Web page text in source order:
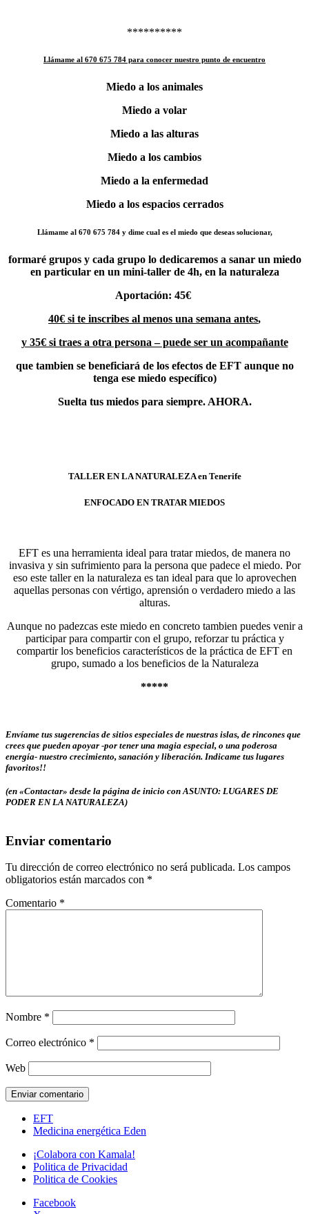
**********
Llámame al 670 675 784 para conocer nuestro punto de encuentro
Miedo a los animales
Miedo a volar
Miedo a las alturas
Miedo a los cambios
Miedo a la enfermedad
Miedo a los espacios cerrados
Llámame al 670 675 784 y dime cual es el miedo que deseas solucionar,
formaré grupos y cada grupo lo dedicaremos a sanar un miedo
en particular en un mini-taller de 4h, en la naturaleza
Aportación: 45€
40€ si te inscribes al menos una semana antes,
y 35€ si traes a otra persona – puede ser un acompañante
que tambien se beneficiará de los efectos de EFT aunque no
tenga ese miedo específico)
Suelta tus miedos para siempre. AHORA.
TALLER EN LA NATURALEZA en Tenerife
ENFOCADO EN TRATAR MIEDOS
EFT es una herramienta ideal para tratar miedos, de manera no
invasiva y sin sufrimiento para la persona que padece el miedo. Por
eso este taller en la naturaleza es tan ideal para que lo aprovechen
aquellas personas con vértigo, aprensión o verdadero miedo a las
alturas.
Aunque no padezcas este miedo en concreto tambien puedes venir a
participar para compartir con el grupo, reforzar tu práctica y
compartir los beneficios característicos de la práctica de EFT en
grupo, sumado a los beneficios de la Naturaleza
*****
Envíame tus sugerencias de sitios especiales de nuestras islas, de rincones que
crees que pueden apoyar -por tener una magia especial, o una poderosa
energía- nuestro crecimiento, sanación y liberación. Indicame tus lugares
favoritos!!
(en «Contactar» desde la página de inicio con ASUNTO: LUGARES DE
PODER EN LA NATURALEZA)
Enviar comentario
Tu dirección de correo electrónico no será publicada. Los campos
obligatorios están marcados con *
Comentario *
Nombre *
Correo electrónico *
Web
EFT
Medicina energética Eden
¡Colabora con Kamala!
Politica de Privacidad
Politica de Cookies
Facebook